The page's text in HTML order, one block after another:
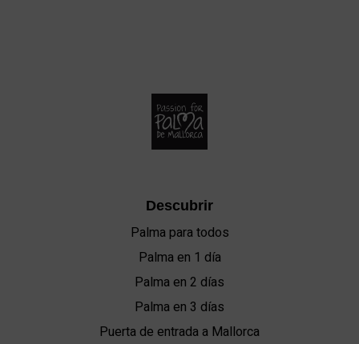
Descubrir
Palma para todos
Palma en 1 día
Palma en 2 días
Palma en 3 días
Puerta de entrada a Mallorca